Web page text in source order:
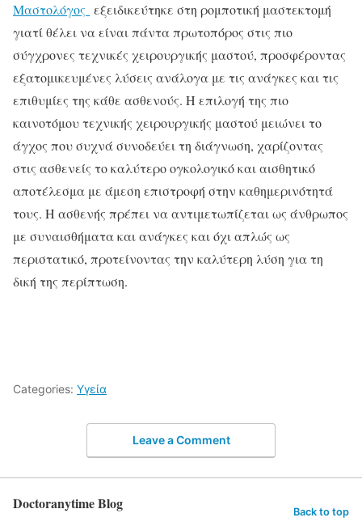
Μαστολόγος εξειδικεύτηκε στη ρομποτική μαστεκτομή
γιατί θέλει να είναι πάντα πρωτοπόρος στις πιο
σύγχρονες τεχνικές χειρουργικής μαστού, προσφέροντας
εξατομικευμένες λύσεις ανάλογα με τις ανάγκες και τις
επιθυμίες της κάθε ασθενούς. Η επιλογή της πιο
καινοτόμου τεχνικής χειρουργικής μαστού μειώνει το
άγχος που συχνά συνοδεύει τη διάγνωση, χαρίζοντας
στις ασθενείς το καλύτερο ογκολογικό και αισθητικό
αποτέλεσμα με άμεση επιστροφή στην καθημερινότητά
τους. Η ασθενής πρέπει να αντιμετωπίζεται ως άνθρωπος
με συναισθήματα και ανάγκες και όχι απλώς ως
περιστατικό, προτείνοντας την καλύτερη λύση για τη
δική της περίπτωση.
Categories: Υγεία
Leave a Comment
Doctoranytime Blog Back to top